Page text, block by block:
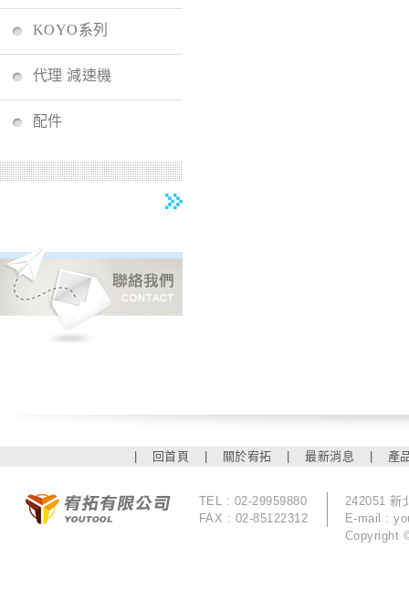
KOYO系列
代理 減速機
配件
回首頁 關於宥拓 最新消息 產
TEL : 02-29959880
FAX : 02-85122312
242051 新
E-mail :
Copyright